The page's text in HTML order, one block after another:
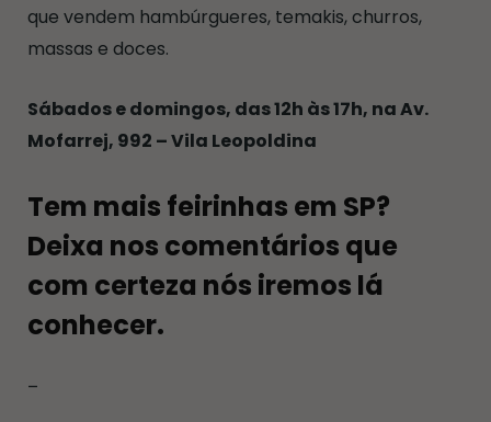
que vendem hambúrgueres, temakis, churros,
massas e doces.
Sábados e domingos, das 12h às 17h, na Av.
Mofarrej, 992 – Vila Leopoldina
Tem mais feirinhas em SP?
Deixa nos comentários que
com certeza nós iremos lá
conhecer.
–